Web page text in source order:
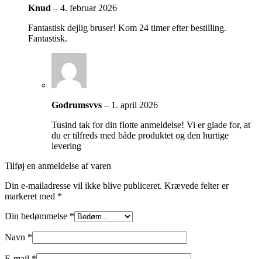
Knud – 4. februar 2026
Fantastisk dejlig bruser! Kom 24 timer efter bestilling.
Fantastisk.
Godrumsvvs – 1. april 2026
Tusind tak for din flotte anmeldelse! Vi er glade for, at
du er tilfreds med både produktet og den hurtige
levering
Tilføj en anmeldelse af varen
Din e-mailadresse vil ikke blive publiceret. Krævede felter er
markeret med *
Din bedømmelse *
Navn *